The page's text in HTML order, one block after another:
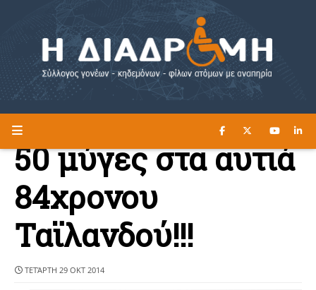
Η ΔΙΑΔΡΟΜΗ ΔΙΑΒΑΣΤΕ ΕΔΩ ►
50 μύγες στα αυτιά
84χρονου
Ταϊλανδού!!!
ΤΕΤΆΡΤΗ 29 ΟΚΤ 2014